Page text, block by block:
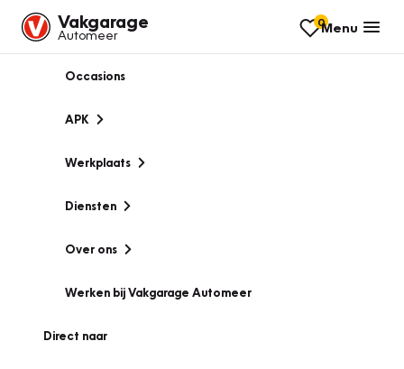
Vakgarage
Automeer
0Menu
Occasions
APK
Werkplaats
Diensten
Over ons
Werken bij Vakgarage Automeer
Direct naar